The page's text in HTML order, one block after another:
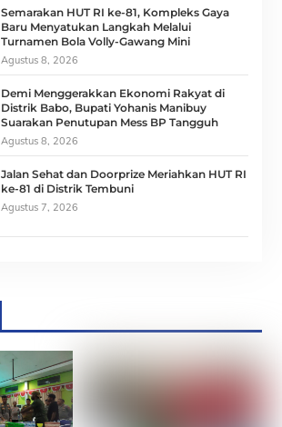
Semarakan HUT RI ke-81, Kompleks Gaya
Baru Menyatukan Langkah Melalui
Turnamen Bola Volly-Gawang Mini
Agustus 8, 2026
Demi Menggerakkan Ekonomi Rakyat di
Distrik Babo, Bupati Yohanis Manibuy
Suarakan Penutupan Mess BP Tangguh
Agustus 8, 2026
Jalan Sehat dan Doorprize Meriahkan HUT RI
ke-81 di Distrik Tembuni
Agustus 7, 2026